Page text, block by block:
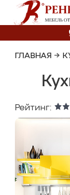
ГЛАВНАЯ →
Рейтинг: